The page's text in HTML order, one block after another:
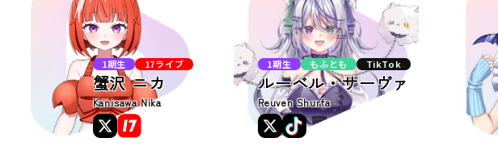
1期生 17ライブ
蟹沢 ニカ
Kanisawa Nika
1期生 もふとも TikTok
ルーベル・サーヴァ
Reuven Shurfa